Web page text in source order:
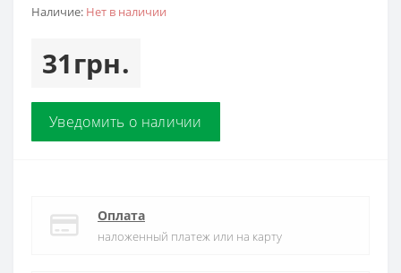
Наличие: Нет в наличии
31грн.
Уведомить о наличии
Оплата
наложенный платеж или на карту